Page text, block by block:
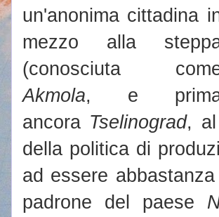
un'anonima cittadina
mezzo alla
(conosciuta
Akmola, e
ancora Tselinograd, al
della politica di
ad essere
padrone del paese